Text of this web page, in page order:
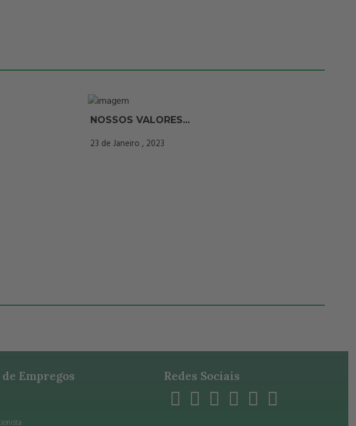
NOSSOS VALORES...
23 de Janeiro , 2023
Empregos Redes Sociais